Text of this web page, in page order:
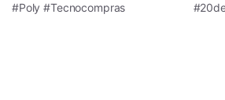
#Poly #Tecnocompras